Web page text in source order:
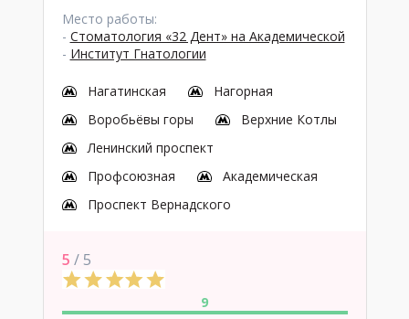
Место работы:
- Стоматология «32 Дент» на Академической
- Институт Гнатологии
Нагатинская
Нагорная
Воробьёвы горы
Верхние Котлы
Ленинский проспект
Профсоюзная
Академическая
Проспект Вернадского
5 / 5
9